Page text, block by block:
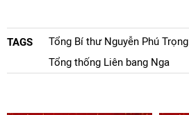
TAGS Tổng Bí thư Nguyễn Phú Trọng
Tổng thống Liên bang Nga